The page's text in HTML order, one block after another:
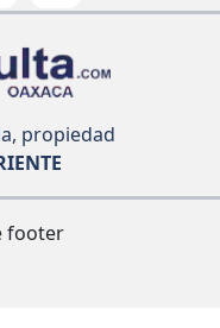
propiedad